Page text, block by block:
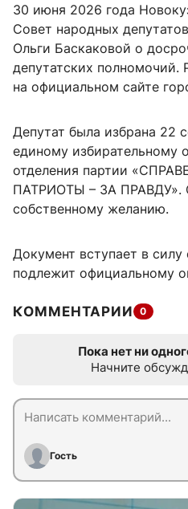
30 июня 2026 года
Совет народных
Ольги Баскаковой о
депутатских полномочий.
на официальном сайте
Депутат была избрана 22
единому избирательному
отделения партии
ПАТРИОТЫ – ЗА ПРАВДУ».
собственному желанию.
Документ вступает в
подлежит официальному
КОММЕНТАРИИ 0
Пока нет ни
Начните
Гость